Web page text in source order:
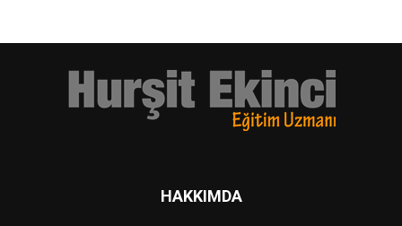
HAKKIMDA